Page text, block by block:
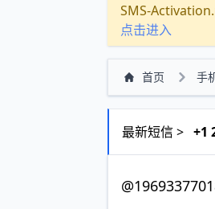
SMS-
点击进入
首页 手
最新短信 > +1